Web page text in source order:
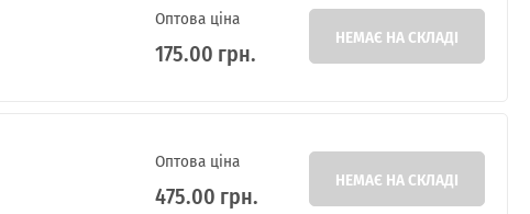
Оптова ціна
175.00 грн. НЕМАЄ НА СКЛАДІ
Оптова ціна
475.00 грн. НЕМАЄ НА СКЛАДІ